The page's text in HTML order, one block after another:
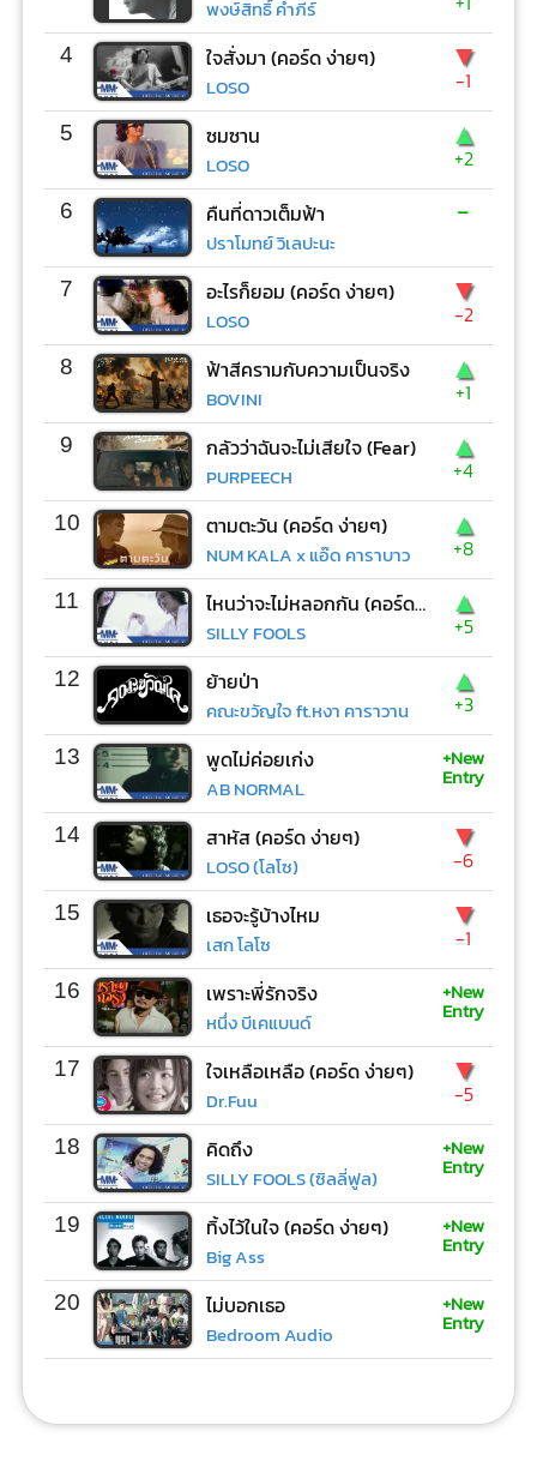
พงษ์สิทธิ์ คำภีร์
4 ใจสั่งมา (คอร์ด ง่ายๆ)
LOSO
▼
-1
5 ซมซาน
LOSO
▲
+2
6 คืนที่ดาวเต็มฟ้า
ปราโมทย์ วิเลปะนะ
-
7 อะไรก็ยอม (คอร์ด ง่ายๆ)
LOSO
▼
-2
8 ฟ้าสีครามกับความเป็นจริง
BOVINI
▲
+1
9 กลัวว่าฉันจะไม่เสียใจ (Fear)
PURPEECH
▲
+4
10 ตามตะวัน (คอร์ด ง่ายๆ)
NUM KALA x แอ๊ด คาราบาว
▲
+8
11 ไหนว่าจะไม่หลอกกัน (คอร์ด ง่ายๆ)
SILLY FOOLS
▲
+5
12 ย้ายป่า
คณะขวัญใจ ft.หงา คาราวาน
▲
+3
13 พูดไม่ค่อยเก่ง
AB NORMAL
+New
Entry
14 สาหัส (คอร์ด ง่ายๆ)
LOSO (โลโซ)
▼
-6
15 เธอจะรู้บ้างไหม
เสก โลโซ
▼
-1
16 เพราะพี่รักจริง
หนึ่ง บีเคแบนด์
+New
Entry
17 ใจเหลือเหลือ (คอร์ด ง่ายๆ)
Dr.Fuu
▼
-5
18 คิดถึง
SILLY FOOLS (ซิลลี่ฟูล)
+New
Entry
19 ทิ้งไว้ในใจ (คอร์ด ง่ายๆ)
Big Ass
+New
Entry
20 ไม่บอกเธอ
Bedroom Audio
+New
Entry